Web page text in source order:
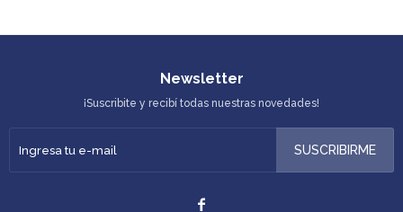
Newsletter
¡Suscribite y recibí todas nuestras novedades!
SUSCRIBIRME
